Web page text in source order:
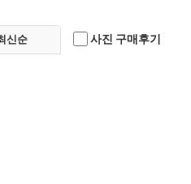
신순 사진 구매후기